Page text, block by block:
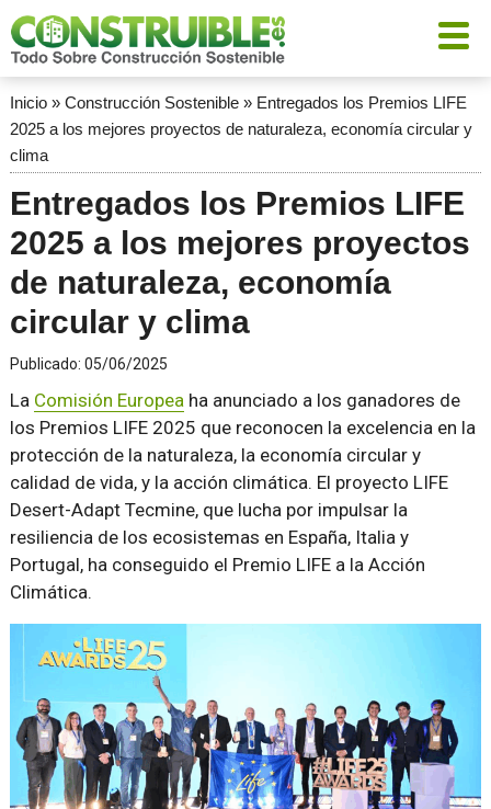
Inicio» Construcción Sostenible» Entregados los Premios LIFE
2025 a los mejores proyectos de naturaleza, economía circular y
clima
Entregados los Premios LIFE
2025 a los mejores proyectos
de naturaleza, economía
circular y clima
Publicado: 05/06/2025
La Comisión Europeaha anunciado a los ganadores de
los Premios LIFE 2025 que reconocen la excelencia en la
protección de la naturaleza, la economía circular y
calidad de vida, y la acción climática. El proyecto LIFE
Desert-Adapt Tecmine, que lucha por impulsar la
resiliencia de los ecosistemas en España, Italia y
Portugal, ha conseguido el Premio LIFE a la Acción
Climática.